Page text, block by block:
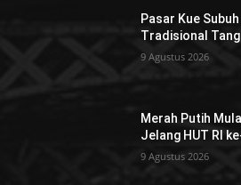
Pasar Kue
Tradisional
9 Agustus 2026
Merah Putih
Jelang HUT RI
9 Agustus 2026